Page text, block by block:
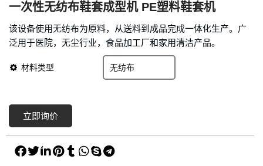
一次性无纺布鞋套成型机 PE塑料鞋套机
该设备使用无纺布为原料，从送料到成品完成一体化生产。广
泛用于医院，无尘行业，食品加工厂和家用清洁产品。
材料类型
立即询价